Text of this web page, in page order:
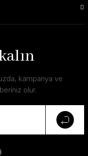
kampanya ve
olur.